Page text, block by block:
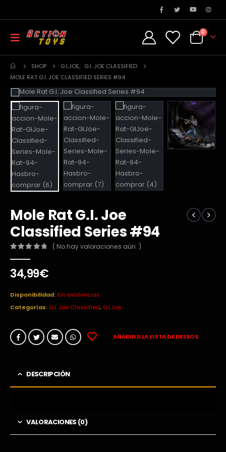
0
SHOP G.I.JOE, G.I. JOE CLASSIFIED
MOLE RAT G.I. JOE CLASSIFIED SERIES #94
Mole Rat G.I. Joe
Classified Series #94
( No hay valoraciones aún. )
34,99€
Disponibilidad: Sin existencias
Categorías: G.I. Joe Classified, G.I.Joe
AÑADIR A LA LISTA DE DESEOS
DESCRIPCIÓN
VALORACIONES (0)